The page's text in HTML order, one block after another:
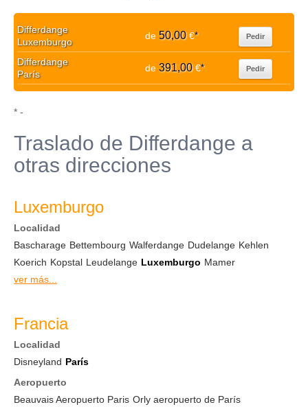
Differdange
Luxemburgo
de 50,00€* Pedir
Differdange
París
de 391,00€* Pedir
* -
Traslado de Differdange a
otras direcciones
Luxemburgo
Localidad
Bascharage Bettembourg Walferdange Dudelange Kehlen
Koerich Kopstal Leudelange Luxemburgo Mamer
ver más...
Francia
Localidad
Disneyland París
Aeropuerto
Beauvais Aeropuerto Paris Orly aeropuerto de París